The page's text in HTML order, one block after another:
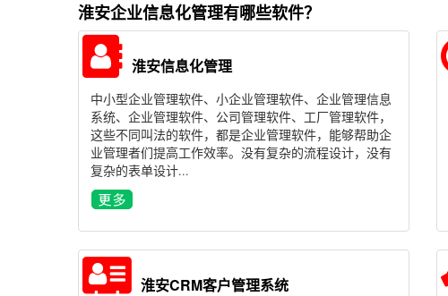
淮安企业信息化管理有哪些软件？
淮安信息化管理
中小型企业管理软件、小企业管理软件、企业管理信息
系统、企业管理软件、公司管理软件、工厂管理软件，
这些不同叫法的软件，都是企业管理软件，能够帮助企
业管理者们提高工作效率。没有复杂的流程设计，没有
复杂的表单设计...
淮安CRM客户管理系统